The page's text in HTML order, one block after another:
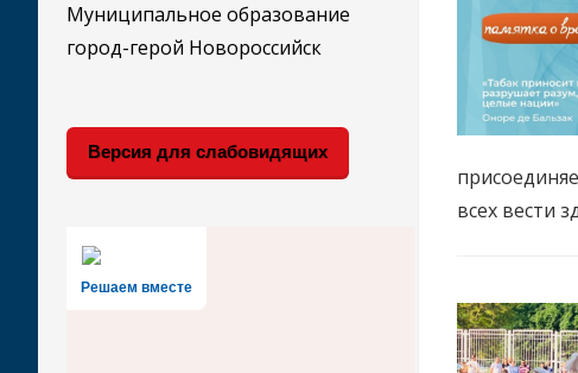
всех вести
Муниципальное образование
город-герой Новороссийск
Версия для слабовидящих
Решаем вместе